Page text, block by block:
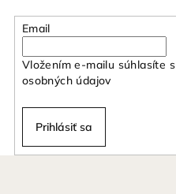
Email
Vložením e-mailu súhlasíte s
osobných údajov
Prihlásiť sa